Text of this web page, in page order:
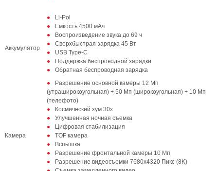
Аккумулятор
Li-Pol
Емкость 4500 мАч
Воспроизведение звука до 69 ч
Сверхбыстрая зарядка 45 Вт
USB Type-C
Поддержка беспроводной зарядки
Обратная беспроводная зарядка
Камера
Разрешение основной камеры 12 Мп
(утраширокоугольная) + 50 Мп (широкоугольная) + 10 Мп
(телефото)
Космический зум 30х
Улучшенная ночная съемка
Цифровая стабилизация
TOF камера
Вспышка
Разрешение фронтальной камеры 10 Мп
Разрешение видеосъемки 7680x4320 Пикс (8K)